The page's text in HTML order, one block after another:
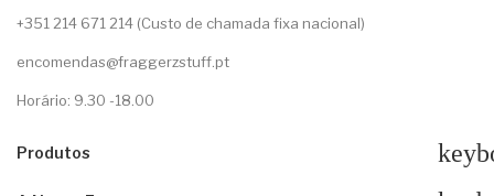
+351 214 671 214 (Custo de chamada fixa nacional)
encomendas@fraggerzstuff.pt
Horário: 9.30 -18.00
Produtos